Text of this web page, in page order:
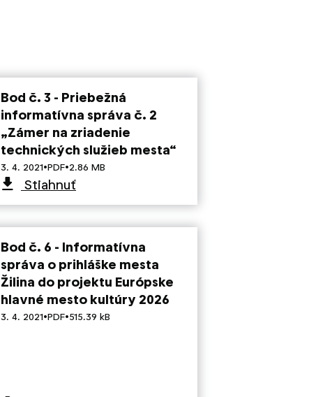
Bod č. 3 - Priebežná
informatívna správa č. 2
„Zámer na zriadenie
technických služieb mesta“
3. 4. 2021·PDF·2.86 MB
Stiahnuť
Bod č. 6 - Informatívna
správa o prihláške mesta
Žilina do projektu Európske
hlavné mesto kultúry 2026
3. 4. 2021·PDF·515.39 kB